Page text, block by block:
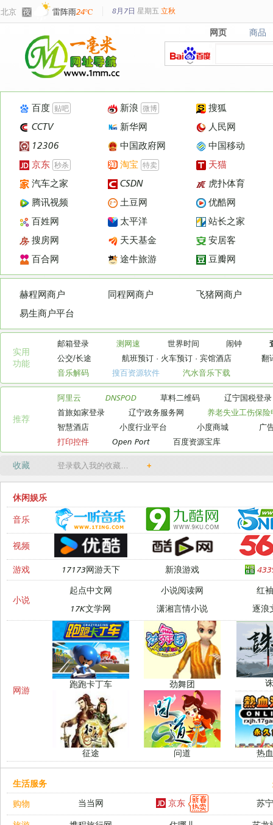
北京 雷阵雨24℃ 8月7日 星期五 立秋
网页
网页 商品
商品
百度 贴吧 新浪 微博
搜狐
CCTV
新华网
人民网
12306
中国政府网
中国移动
京东 秒杀 淘宝 特卖
天猫
汽车之家
CSDN
虎扑体育
腾讯视频
土豆网
优酷网
百姓网
太平洋
站长之家
搜房网
天天基金
安居客
百合网
途牛旅游 豆瓣网
赫程网商户 同程网商户
飞猪网商户
易生商户平台
实用
功能
邮箱登录 测网速 世界时间 闹钟
公交/长途
航班预订· 火车预订· 宾馆酒店
翻
音乐解码
搜百资源软件 汽水音乐下载
推荐
阿里云 DNSPOD 草料二维码
辽宁国税登录
首旅如家登录
辽宁政务服务网
养老失业工伤保险
智慧酒店
小度行业平台 小度商城
广
打印控件
Open Port 百度资源宝库
收藏 登录载入我的收藏… +
休闲娱乐
音乐
视频
游戏 17173网游天下 新浪游戏
小说
起点中文网 小说阅读网
红
17K文学网
潇湘言情小说 逐浪
网游
跑跑卡丁车 劲舞团
征途 问道 热
生活服务
购物
当当网 京东 苏